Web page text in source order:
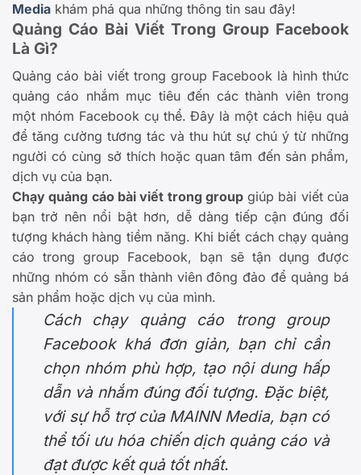
Media khám phá qua những thông tin sau đây!
Quảng Cáo Bài Viết Trong Group Facebook
Là Gì?
Quảng cáo bài viết trong group Facebook là hình thức
quảng cáo nhắm mục tiêu đến các thành viên trong
một nhóm Facebook cụ thể. Đây là một cách hiệu quả
để tăng cường tương tác và thu hút sự chú ý từ những
người có cùng sở thích hoặc quan tâm đến sản phẩm,
dịch vụ của bạn.
Chạy quảng cáo bài viết trong groupgiúp bài viết của
bạn trở nên nổi bật hơn, dễ dàng tiếp cận đúng đối
tượng khách hàng tiềm năng. Khi biết cách chạy quảng
cáo trong group Facebook, bạn sẽ tận dụng được
những nhóm có sẵn thành viên đông đảo để quảng bá
sản phẩm hoặc dịch vụ của mình.
Cách chạy quảng cáo trong group
Facebook khá đơn giản, bạn chỉ cần
chọn nhóm phù hợp, tạo nội dung hấp
dẫn và nhắm đúng đối tượng. Đặc biệt,
với sự hỗ trợ của MAINN Media, bạn có
thể tối ưu hóa chiến dịch quảng cáo và
đạt được kết quả tốt nhất.